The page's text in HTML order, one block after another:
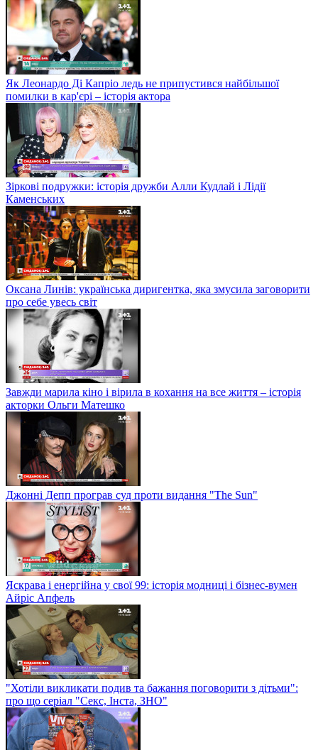
Як Леонардо Ді Капріо ледь не припустився найбільшої
помилки в кар'єрі – історія актора
Зіркові подружки: історія дружби Алли Кудлай і Лідії
Каменських
Оксана Линів: українська диригентка, яка змусила заговорити
про себе увесь світ
Завжди марила кіно і вірила в кохання на все життя – історія
акторки Ольги Матешко
Джонні Депп програв суд проти видання "The Sun"
Яскрава і енергійна у свої 99: історія модниці і бізнес-вумен
Айріс Апфель
"Хотіли викликати подив та бажання поговорити з дітьми":
про що серіал "Секс, Інста, ЗНО"